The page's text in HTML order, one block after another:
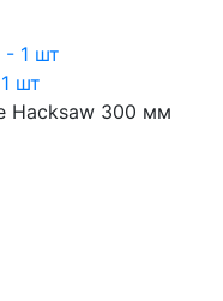
шт
Hacksaw 300 мм